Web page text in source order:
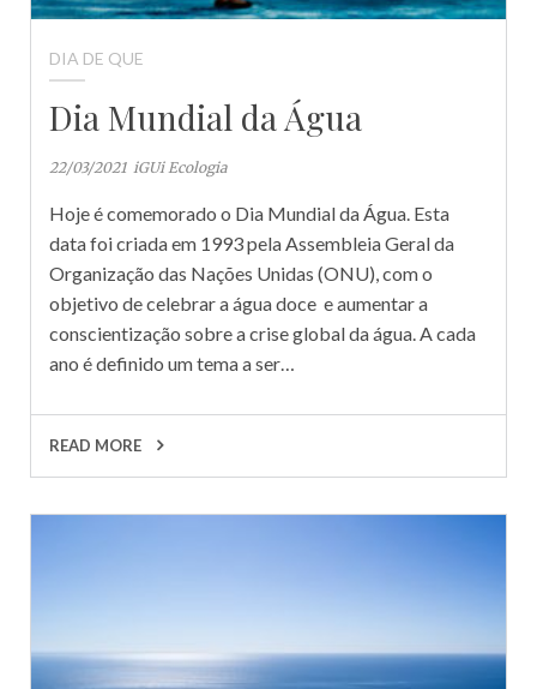
DIA DE QUE
Dia Mundial da Água
22/03/2021 iGUi Ecologia
Hoje é comemorado o Dia Mundial da Água. Esta
data foi criada em 1993 pela Assembleia Geral da
Organização das Nações Unidas (ONU), com o
objetivo de celebrar a água doce e aumentar a
conscientização sobre a crise global da água. A cada
ano é definido um tema a ser…
READ MORE